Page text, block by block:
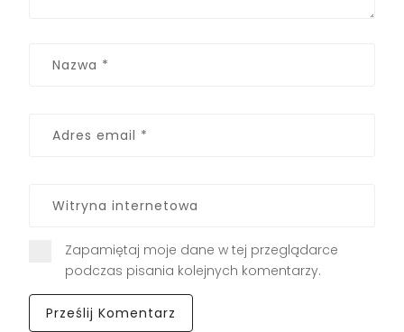
Zapamiętaj moje dane w tej przeglądarce
podczas pisania kolejnych komentarzy.